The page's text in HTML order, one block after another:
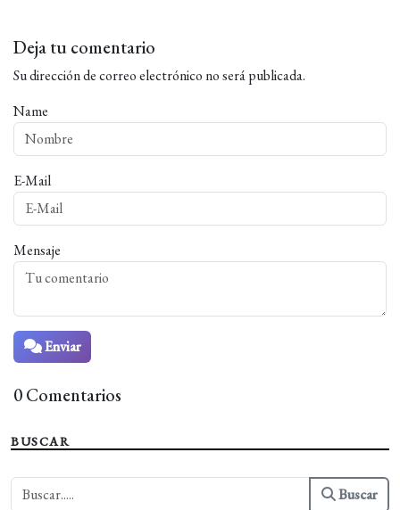
Deja tu comentario
Su dirección de correo electrónico no será publicada.
Name
E-Mail
Mensaje
Enviar
0 Comentarios
BUSCAR
Buscar